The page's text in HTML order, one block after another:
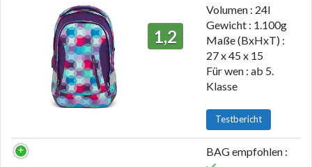
1,2
Volumen : 24l
Gewicht : 1.100g
Maße (BxHxT) :
27 x 45 x 15
Für wen : ab 5.
Klasse
Testbericht
BAG empfohlen :